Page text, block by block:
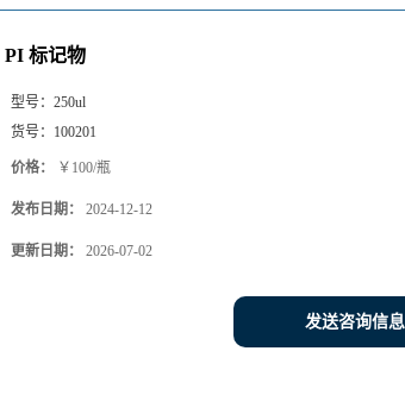
PI 标记物
型号： 250ul
货号： 100201
价格： ￥100/瓶
发布日期： 2024-12-12
更新日期： 2026-07-02
发送咨询信息